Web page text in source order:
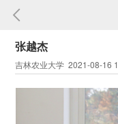
张越杰
吉林农业大学 2021-08-16